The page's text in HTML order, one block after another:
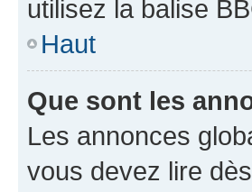
utilisez la balise
Haut
Que sont les
Les annonces
vous devez lire